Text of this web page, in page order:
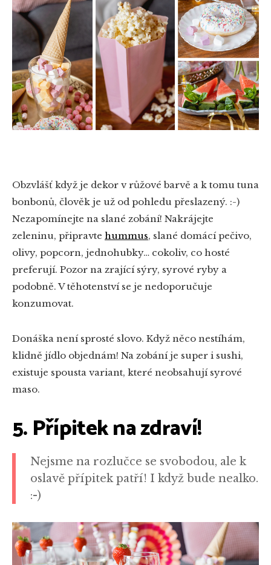
Obzvlášť když je dekor v růžové barvě a k tomu tuna
bonbonů, člověk je už od pohledu přeslazený. :-)
Nezapomínejte na slané zobání! Nakrájejte
zeleninu, připravte hummus, slané domácí pečivo,
olivy, popcorn, jednohubky… cokoliv, co hosté
preferují. Pozor na zrající sýry, syrové ryby a
podobně. V těhotenství se je nedoporučuje
konzumovat.
Donáška není sprosté slovo. Když něco nestíhám,
klidně jídlo objednám! Na zobání je super i sushi,
existuje spousta variant, které neobsahují syrové
maso.
5. Přípitek na zdraví!
Nejsme na rozlučce se svobodou, ale k
oslavě přípitek patří! I když bude nealko.
:-)